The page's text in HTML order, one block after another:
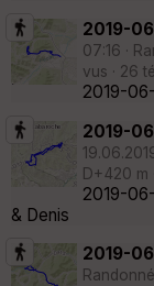
2019-
07:16 ·
vus · 26
2019-
2019-
D+420 m
2019-
& Denis
2019-